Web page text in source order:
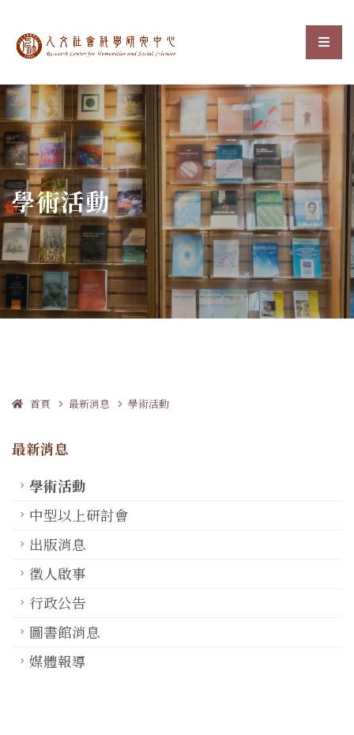
中央研究院人文社會科選
:::
學術活動
首頁 最新消息 學術活動
最新消息
學術活動
中型以上研討會
出版消息
徵人啟事
行政公告
圖書館消息
媒體報導